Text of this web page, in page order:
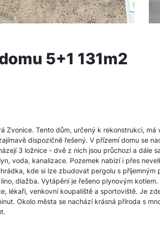
5+1 131m2
Zvonice. Tento dům, určený k rekonstrukci,
dispozičně řešený. V přízemí domu se
3 ložnice - dvě z nich jsou průchozí a dále
voda, kanalizace. Pozemek nabízí i přes
kde si lze zbudovat pergolu s příjemným
dlažba. Vytápění je řešeno plynovým
lékaři, venkovní koupaliště a sportoviště. Je
Okolo města se nachází krásná příroda s